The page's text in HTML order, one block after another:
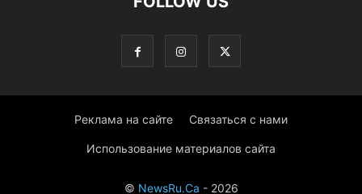
Реклама на сайте Связаться с нами
Использование материалов сайта
© NewsRu.Ca - 2026